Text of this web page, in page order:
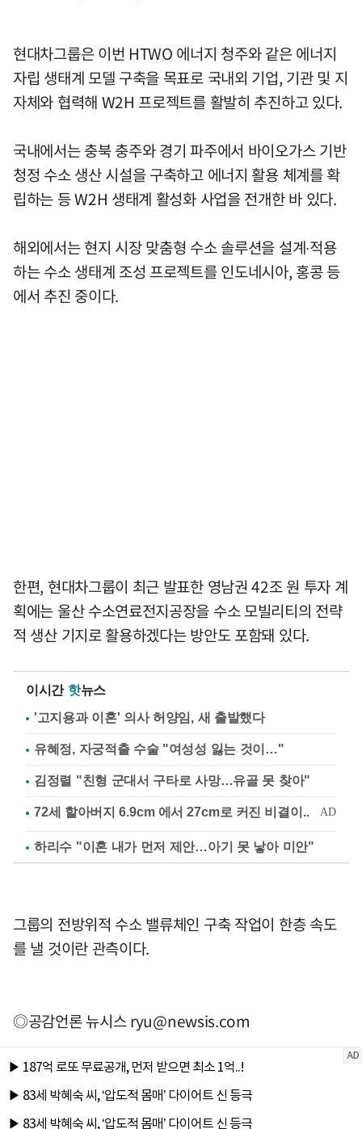
현대차그룹은 이번 HTWO 에너지 청주와 같은 에너지
자립 생태계 모델 구축을 목표로 국내외 기업, 기관 및 지
자체와 협력해 W2H 프로젝트를 활발히 추진하고 있다.
국내에서는 충북 충주와 경기 파주에서 바이오가스 기반
청정 수소 생산 시설을 구축하고 에너지 활용 체계를 확
립하는 등 W2H 생태계 활성화 사업을 전개한 바 있다.
해외에서는 현지 시장 맞춤형 수소 솔루션을 설계∙적용
하는 수소 생태계 조성 프로젝트를 인도네시아, 홍콩 등
에서 추진 중이다.
한편, 현대차그룹이 최근 발표한 영남권 42조 원 투자 계
획에는 울산 수소연료전지공장을 수소 모빌리티의 전략
적 생산 기지로 활용하겠다는 방안도 포함돼 있다.
이시간 핫뉴스
'고지용과 이혼' 의사 허양임, 새 출발했다
유혜정, 자궁적출 수술 "여성성 잃는 것이…"
김정렬 "친형 군대서 구타로 사망…유골 못 찾아"
하리수 "이혼 내가 먼저 제안…아기 못 낳아 미안"
그룹의 전방위적 수소 밸류체인 구축 작업이 한층 속도
를 낼 것이란 관측이다.
◎공감언론 뉴시스ryu@newsis.com